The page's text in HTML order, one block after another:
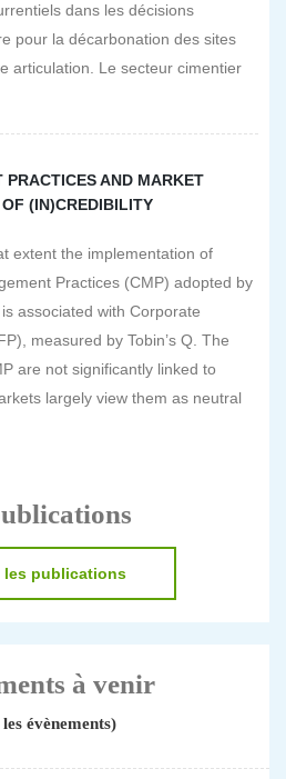
dans les décisions
pour la décarbonation des sites
articulation. Le secteur cimentier
AND MARKET
(IN)CREDIBILITY
extent the implementation of
Practices (CMP) adopted by
associated with Corporate
measured by Tobin’s Q. The
are not significantly linked to
largely view them as neutral
les publications
à venir
évènements)